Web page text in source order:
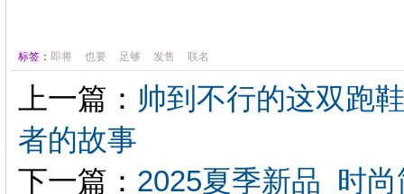
标签： 即将 也要 足够 发售 联名
上一篇： 帅到不行的这双跑
者的故事
下一篇： 2025夏季新品_时